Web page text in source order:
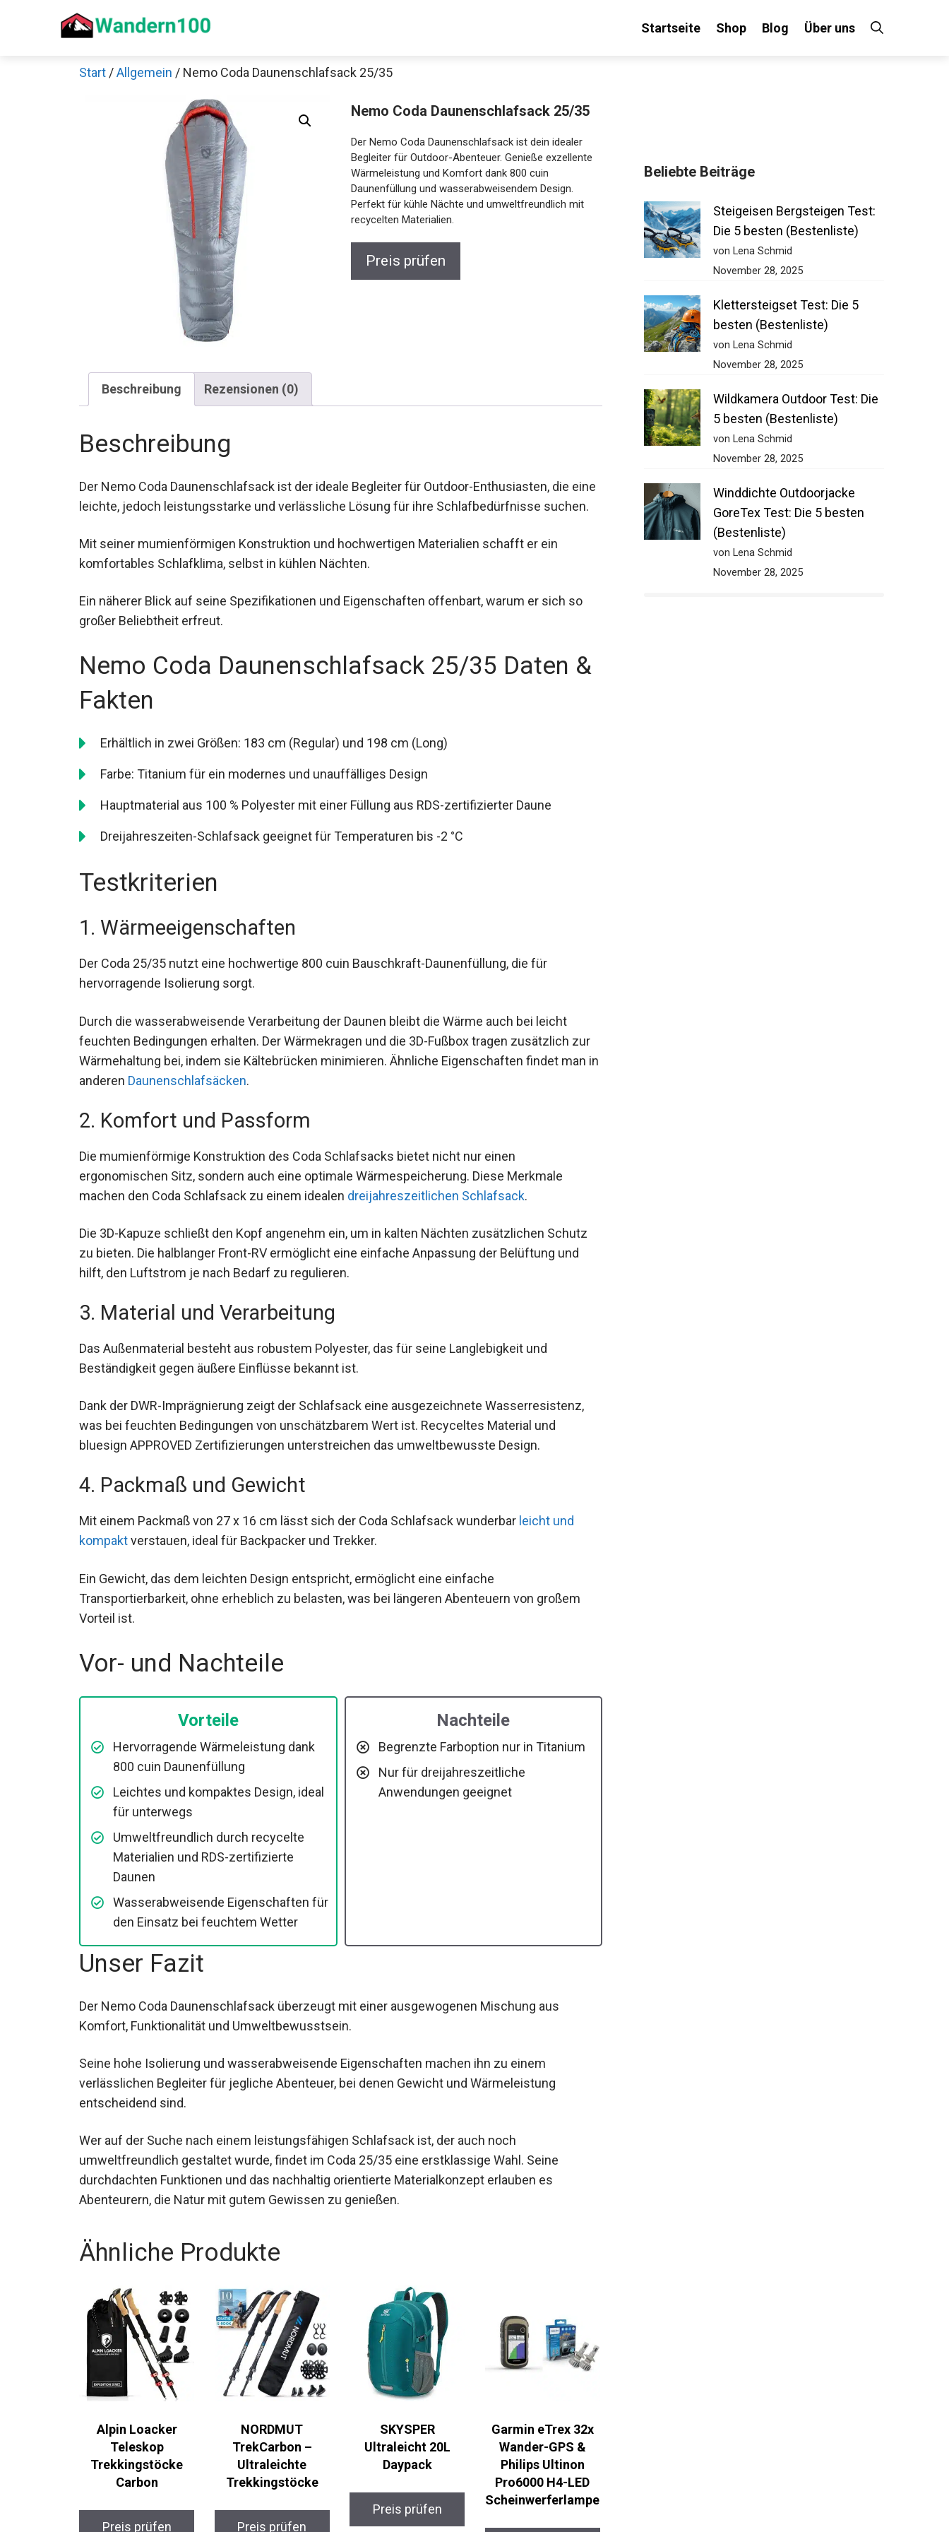
Startseite Shop Blog Über uns
Start /Allgemein / Nemo Coda Daunenschlafsack 25/35
Nemo Coda Daunenschlafsack 25/35
Der Nemo Coda Daunenschlafsack ist dein idealer
Begleiter für Outdoor-Abenteuer. Genieße exzellente
Wärmeleistung und Komfort dank 800 cuin
Daunenfüllung und wasserabweisendem Design.
Perfekt für kühle Nächte und umweltfreundlich mit
recycelten Materialien.
Preis prüfen
Beschreibung Rezensionen (0)
Beschreibung
Der Nemo Coda Daunenschlafsack ist der ideale Begleiter für Outdoor-Enthusiasten, die
eine leichte, jedoch leistungsstarke und verlässliche Lösung für ihre Schlafbedürfnisse
Mit seiner mumienförmigen Konstruktion und hochwertigen Materialien schafft er ein
Ein näherer Blick auf seine Spezifikationen und Eigenschaften offenbart, warum er sich so
Nemo Coda Daunenschlafsack 25/35 Daten &
Fakten
Testkriterien
1. Wärmeeigenschaften
Der Coda 25/35 nutzt eine hochwertige 800 cuin Bauschkraft-Daunenfüllung, die für
Durch die wasserabweisende Verarbeitung der Daunen bleibt die Wärme auch bei leicht
feuchten Bedingungen erhalten. Der Wärmekragen und die 3D-Fußbox tragen zusätzlich zur
Wärmehaltung bei, indem sie Kältebrücken minimieren. Ähnliche Eigenschaften findet man
Die mumienförmige Konstruktion des Coda Schlafsacks bietet nicht nur einen
ergonomischen Sitz, sondern auch eine optimale Wärmespeicherung. Diese Merkmale
Die 3D-Kapuze schließt den Kopf angenehm ein, um in kalten Nächten zusätzlichen Schutz
zu bieten. Die halblanger Front-RV ermöglicht eine einfache Anpassung der Belüftung und
3. Material und Verarbeitung
Das Außenmaterial besteht aus robustem Polyester, das für seine Langlebigkeit und
Dank der DWR-Imprägnierung zeigt der Schlafsack eine ausgezeichnete Wasserresistenz,
was bei feuchten Bedingungen von unschätzbarem Wert ist. Recyceltes Material und
Mit einem Packmaß von 27 x 16 cm lässt sich der Coda Schlafsack wunderbar
Ein Gewicht, das dem leichten Design entspricht, ermöglicht eine einfache
Transportierbarkeit, ohne erheblich zu belasten, was bei längeren Abenteuern von großem
Vor- und Nachteile
Vorteile
Hervorragende Wärmeleistung dank
Leichtes und kompaktes Design, ideal
Umweltfreundlich durch recycelte
Materialien und RDS-zertifizierte
Wasserabweisende Eigenschaften
Nachteile
Nur für dreijahreszeitliche
Unser Fazit
Der Nemo Coda Daunenschlafsack überzeugt mit einer ausgewogenen Mischung aus
Seine hohe Isolierung und wasserabweisende Eigenschaften machen ihn zu einem
verlässlichen Begleiter für jegliche Abenteuer, bei denen Gewicht und Wärmeleistung
Wer auf der Suche nach einem leistungsfähigen Schlafsack ist, der auch noch
umweltfreundlich gestaltet wurde, findet im Coda 25/35 eine erstklassige Wahl. Seine
durchdachten Funktionen und das nachhaltig orientierte Materialkonzept erlauben es
Ähnliche Produkte
Alpin Loacker
Teleskop
Trekkingstöcke
NORDMUT
TrekCarbon –
Ultraleichte
SKYSPER
Ultraleicht 20L
Preis prüfen
Garmin eTrex 32x
Wander-GPS &
Philips Ultinon
Pro6000 H4-LED
Beliebte Beiträge
Steigeisen Bergsteigen Test:
Die 5 besten (Bestenliste)
von Lena Schmid
November 28, 2025
Klettersteigset Test: Die 5
besten (Bestenliste)
von Lena Schmid
November 28, 2025
Wildkamera Outdoor Test: Die
5 besten (Bestenliste)
von Lena Schmid
November 28, 2025
Winddichte Outdoorjacke
GoreTex Test: Die 5 besten
(Bestenliste)
von Lena Schmid
November 28, 2025
Decathlon Sale
Schaue dir jetzt die meistverkauften Produkte im Sale bei Decathlon an!
Jetzt anschauen